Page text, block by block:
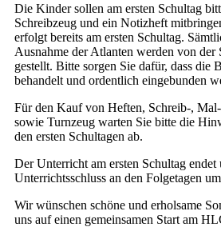
Die Kinder sollen am ersten Schultag
Schreibzeug und ein Notizheft
erfolgt bereits am ersten Schultag.
Ausnahme der Atlanten werden von der
gestellt. Bitte sorgen Sie dafür, dass die
behandelt und ordentlich eingebunden
Für den Kauf von Heften, Schreib-,
sowie Turnzeug warten Sie bitte die
den ersten Schultagen ab.
Der Unterricht am ersten Schultag endet
Unterrichtsschluss an den Folgetagen
Wir wünschen schöne und erholsame
uns auf einen gemeinsamen Start am